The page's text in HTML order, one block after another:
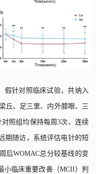
假针对照临床试验，共纳入
丘、足三里、内外膝眼、三
对照组均保持每周3次、连续
期随访，系统评估电针的短
周后WOMAC总分较基线的变
小临床重要改善（MCII）判